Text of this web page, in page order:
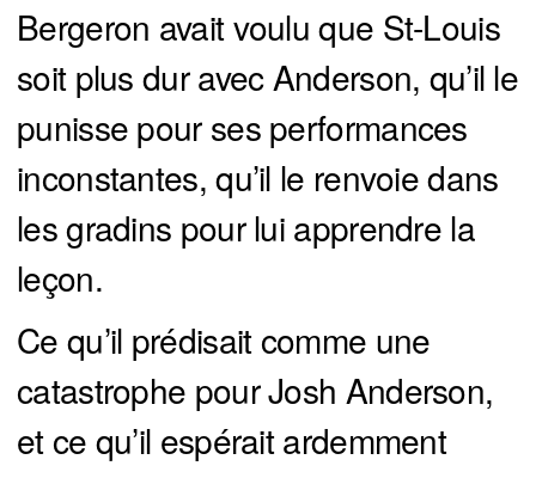
Bergeron avait voulu que St-Louis
soit plus dur avec Anderson, qu’il le
punisse pour ses performances
inconstantes, qu’il le renvoie dans
les gradins pour lui apprendre la
leçon.
Ce qu’il prédisait comme une
catastrophe pour Josh Anderson,
et ce qu’il espérait ardemment